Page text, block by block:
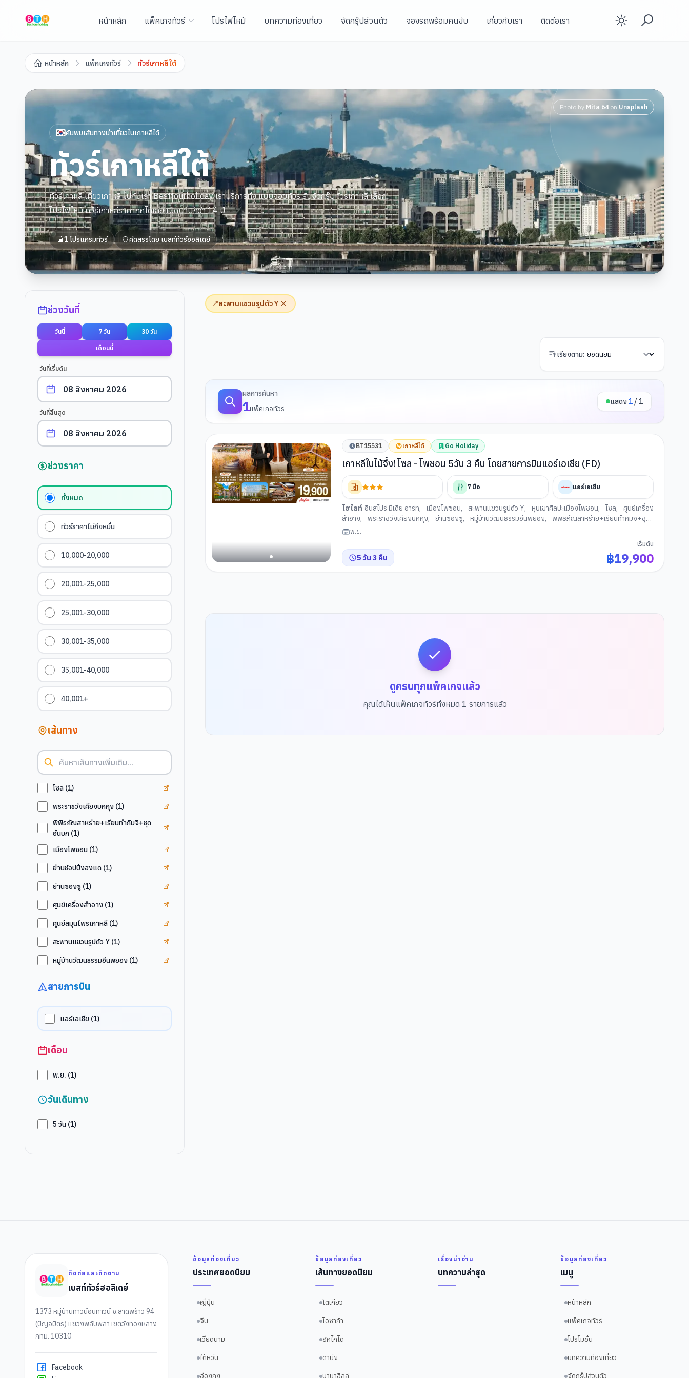
หน้าหลัก แพ็คเกจทัวร์ โปรไฟไหม้ บทความท่องเที่ยว จัดกรุ๊ปส่วนตัว จองรถพร้อมคนขับ เกี่ยวกับเรา ติดต่อเรา Enable
หน้าหลัก แพ็กเกจทัวร์ ทัวร์เกาหลีใต้
Photo by Mita 64 on Unsplash
ค้นพบเส้นทางน่าเที่ยวในเกาหลีใต้
ทัวร์เกาหลีใต้
ทัวร์เกาหลี เที่ยวเกาหลี ไปกับเรา Besttourholiday เราบริการทั้ง แบบจอยทัวร์ รับจัดกรุ๊ปทัวร์เกาหลี เลือก
โปรไฟไหม้ ทัวร์เกาหลีราคาถูกได้เลย เปิดนานกว่า 14 ปี
1โปรแกรมทัวร์ คัดสรรโดย เบสท์ทัวร์ฮอลิเดย์
ช่วงวันที่
วันนี้ 7 วัน 30 วัน
เดือนนี้
วันที่เริ่มต้น
วันที่สิ้นสุด
ช่วงราคา
ทั้งหมด
ทัวร์ราคาไม่ถึงหมื่น
10,000-20,000
20,001-25,000
25,001-30,000
30,001-35,000
35,001-40,000
40,001+
เส้นทาง
โซล (1)
พระราชวังเคียงบกกุง (1)
พิพิธภัณสาหร่าย+เรียนทำกิมจิ+ชุด
ฮันบก (1)
เมืองโพซอน (1)
ย่านช้อปปิ้งฮงแด (1)
ย่านซองซู (1)
ศูนย์เครื่องสำอาง (1)
ศูนย์สมุนไพรเกาหลี (1)
สะพานแขวนรูปตัว Y (1)
หมู่บ้านวัฒนธรรมอึนพยอง (1)
สายการบิน
แอร์เอเชีย (1)
เดือน
พ.ย. (1)
วันเดินทาง
5 วัน (1)
📍สะพานแขวนรูปตัว Y
เรียงตาม:
ผลการค้นหา
1แพ็คเกจทัวร์
แสดง1 / 1
BT15531 เกาหลีใต้ Go Holiday
เกาหลีใบไม้จึ้ง! โซล - โพชอน 5วัน 3 คืน โดยสายการบินแอร์เอเชีย (FD)
7 มื้อ แอร์เอเชีย
ไฮไลท์ อินสไปร์ มีเดีย อาร์ท, เมืองโพซอน, สะพานแขวนรูปตัว Y, หุบเขาศิลปะเมืองโพชอน, โซล,
ศูนย์เครื่อง
สำอาง, พระราชวังเคียงบกกุง, ย่านซองซู, หมู่บ้านวัฒนธรรมอึนพยอง,
พิพิธภัณสาหร่าย+เรียนทำกิมจิ+ชุด
ฮันบก,
พ.ย.
5 วัน 3 คืน
เริ่มต้น
฿19,900
ดูครบทุกแพ็คเกจแล้ว
คุณได้เห็นแพ็คเกจทัวร์ทั้งหมด 1 รายการแล้ว
ติดต่อและติดตาม
เบสท์ทัวร์ฮอลิเดย์
1373 หมู่บ้านทาวน์อินทาวน์ ซ.ลาดพร้าว 94
(ปัญจมิตร) แขวงพลับพลา เขตวังทองหลาง
กทม. 10310
Facebook
ข้อมูลท่องเที่ยว
ประเทศยอดนิยม
ญี่ปุ่น
จีน
เวียดนาม
ไต้หวัน
ฮ่องกง
ข้อมูลท่องเที่ยว
เส้นทางยอดนิยม
โตเกียว
โอซาก้า
ฮกไกโด
ดานัง
บานาฮิลล์
เรื่องน่าอ่าน
บทความล่าสุด
ข้อมูลท่องเที่ยว
เมนู
หน้าหลัก
แพ็คเกจทัวร์
โปรโมชั่น
บทความท่องเที่ยว
จัดกรุ๊ปส่วนตัว